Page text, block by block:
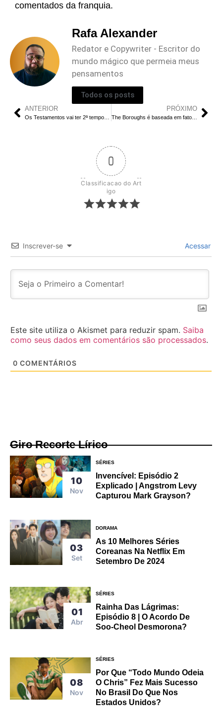
comentados da franquia.
Rafa Alexander
Redator e Copywriter - Escritor do
mundo mágico que permeia meus
pensamentos
Todos os posts
ANTERIOR PRÓXIMO
The Boroughs é baseada em fatos reais?
0
Classificacao do Art
igo
Inscrever-se Acessar
Este site utiliza o Akismet para reduzir spam. Saiba
como seus dados em comentários são processados.
0 COMENTÁRIOS
Giro Recorte Lírico
10
Nov
SÉRIES
Invencível: Episódio 2
Explicado | Angstrom Levy
Capturou Mark Grayson?
03
Set
DORAMA
As 10 Melhores Séries
Coreanas Na Netflix Em
Setembro De 2024
01
Abr
SÉRIES
Rainha Das Lágrimas:
Episódio 8 | O Acordo De
Soo-Cheol Desmorona?
08
Nov
SÉRIES
Por Que “Todo Mundo Odeia
O Chris” Fez Mais Sucesso
No Brasil Do Que Nos
Estados Unidos?